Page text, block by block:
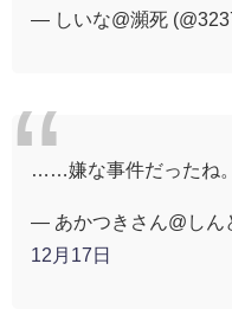
— しいな@瀕死
……嫌な事件だったね
— あかつきさん@しん
12月17日